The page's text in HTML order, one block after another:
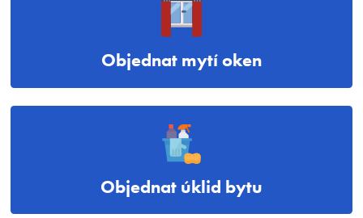
Objednat mytí oken
Objednat úklid bytu